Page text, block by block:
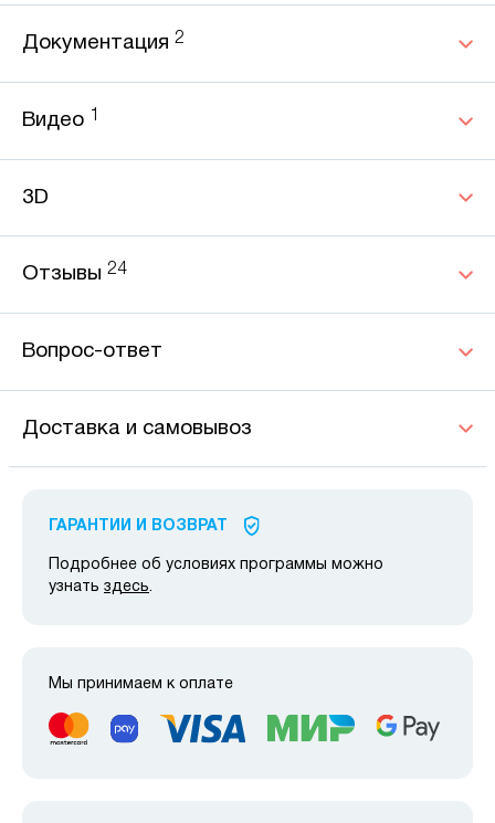
Документация 2
Видео
3D
Отзывы 24
Вопрос-ответ
Доставка и самовывоз
ГАРАНТИИ И ВОЗВРАТ
Подробнее об условиях программы можно
узнать здесь.
Мы принимаем к оплате